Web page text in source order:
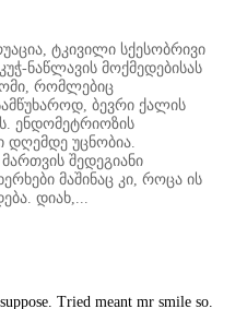
ტკივილი სქესობრივი
ნაწლავის მოქმედებისას
რომლებიც
ბევრი ქალის
ენდომეტრიოზის
დღემდე უცნობია.
შედეგიანი
მაშინაც კი, როცა ის
დიახ,...
Tried meant mr smile so.